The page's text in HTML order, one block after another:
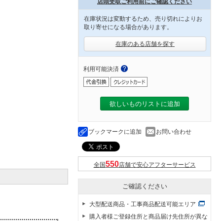
店頭受取ご利用前にご確認ください
在庫状況は変動するため、売り切れによりお
取り寄せになる場合があります。
在庫のある店舗を探す
利用可能決済
欲しいものリストに追加
ブックマークに追加 お問い合わせ
全国 店舗で安心アフターサービス
ご確認ください
大型配送商品・工事商品配送可能エリア
購入者様ご登録住所と商品届け先住所が異な